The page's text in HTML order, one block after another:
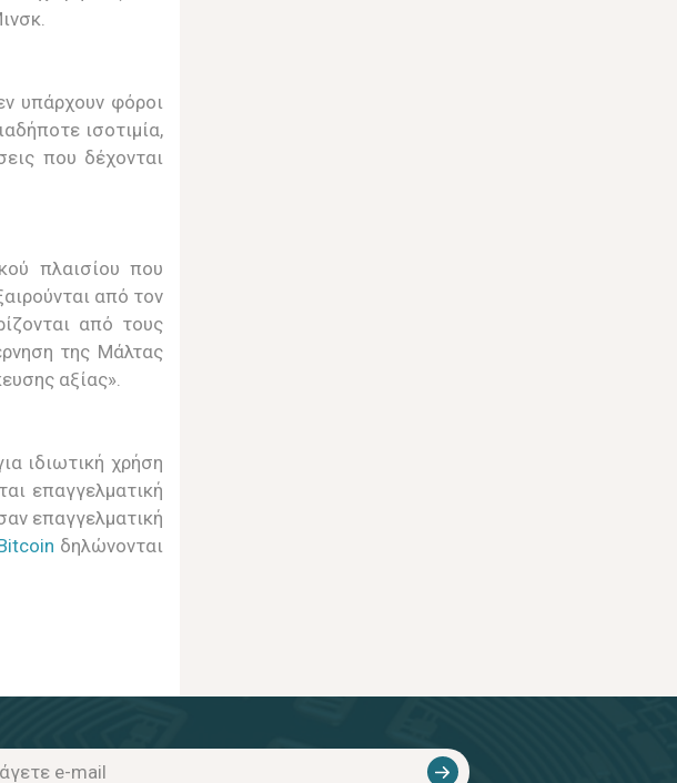
υπάρχουν φόροι
ισοτιμία,
που δέχονται
πλαισίου που
από τον
από τους
της Μάλτας
αξίας».
ιδιωτική χρήση
επαγγελματική
επαγγελματική
δηλώνονται